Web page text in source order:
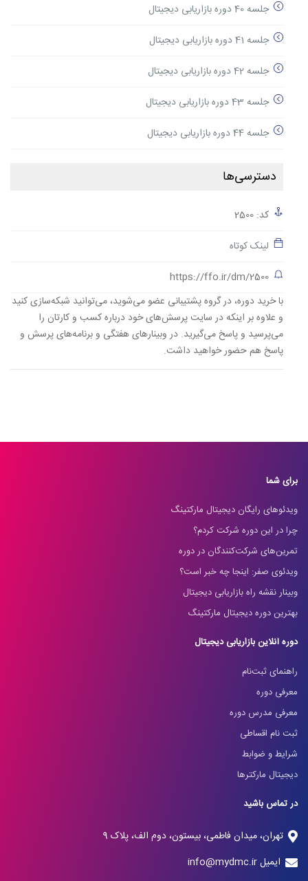
جلسه 40 دوره بازاریابی دیجیتال
جلسه 41 دوره بازاریابی دیجیتال
جلسه 42 دوره بازاریابی دیجیتال
جلسه 43 دوره بازاریابی دیجیتال
جلسه 44 دوره بازاریابی دیجیتال
دسترسی‌ها
کد: 2500
لینک کوتاه
https://ffo.ir/dm/2500
با خرید دوره، در گروه پشتیبانی عضو می‌شوید، می‌توانید شبکه‌سازی کنید
و علاوه بر اینکه در سایت پرسش‌های خود درباره کسب و کارتان را
می‌پرسید و پاسخ می‌گیرید. در وبینارهای هفتگی و برنامه‌های پرسش و
پاسخ هم حضور خواهید داشت.
برای شما
ویدئوهای رایگان دیجیتال مارکتینگ
چرا در این دوره شرکت کردم؟
تمرین‌های شرکت‌کنندگان در دوره
ویدئوی صفر: اینجا چه خبر است؟
وبینار نقشه راه بازاریابی دیجیتال
بهترین دوره دیجیتال مارکتینگ
دوره آنلاین بازاریابی دیجیتال
راهنمای ثبت‌نام
معرفی دوره
معرفی مدرس دوره
ثبت نام اقساطی
شرایط و ضوابط
دیجیتال مارکترها
در تماس باشید
تهران، میدان فاطمی، بیستون، دوم الف، پلاک 9
ایمیل info@mydmc.ir